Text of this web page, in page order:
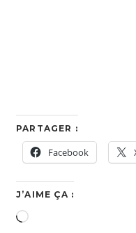
PARTAGER :
Facebook
J’AIME ÇA :
Chargement…